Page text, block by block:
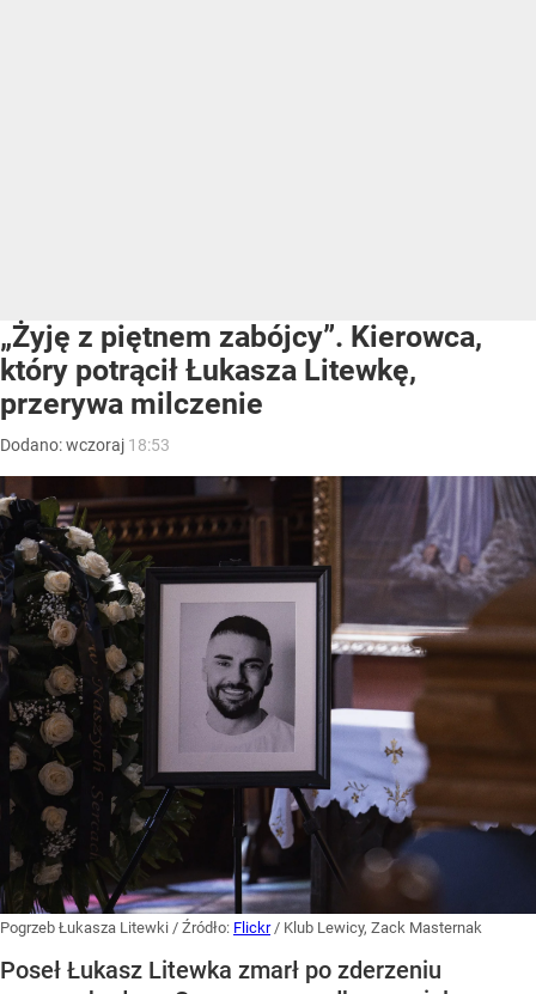
„Żyję z piętnem zabójcy”. Kierowca,
który potrącił Łukasza Litewkę,
przerywa milczenie
Dodano:wczoraj 18:53
Pogrzeb Łukasza Litewki / Źródło: Flickr / Klub Lewicy, Zack Masternak
Poseł Łukasz Litewka zmarł po zderzeniu